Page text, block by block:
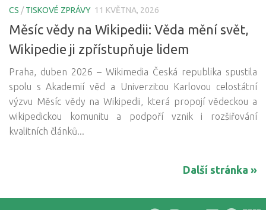
CS /TISKOVÉ ZPRÁVY 11 KVĚTNA, 2026
Měsíc vědy na Wikipedii: Věda mění svět,
Wikipedie ji zpřístupňuje lidem
Praha, duben 2026 – Wikimedia Česká republika spustila
spolu s Akademií věd a Univerzitou Karlovou celostátní
výzvu Měsíc vědy na Wikipedii, která propojí vědeckou a
wikipedickou komunitu a podpoří vznik i rozšiřování
kvalitních článků...
Další stránka »